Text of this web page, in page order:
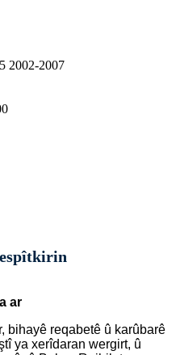
2002-2007
ar
bihayê reqabetê û karûbarê
ya xerîdaran wergirt, û